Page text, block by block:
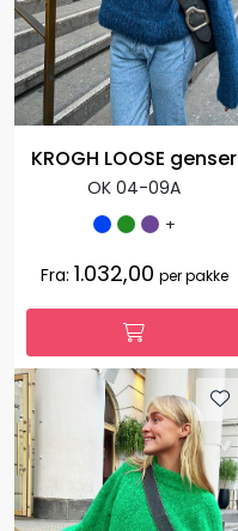
KROGH LOOSE genser
OK 04-09A
+
Fra: 1.032,00 per pakke